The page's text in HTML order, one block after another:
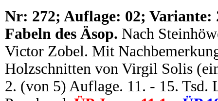
Nr: 272; Auflage: 02; Variante:
Fabeln des Äsop. Nach
Victor Zobel. Mit
Holzschnitten von Virgil Solis
2. (von 5) Auflage. 11. - 15.